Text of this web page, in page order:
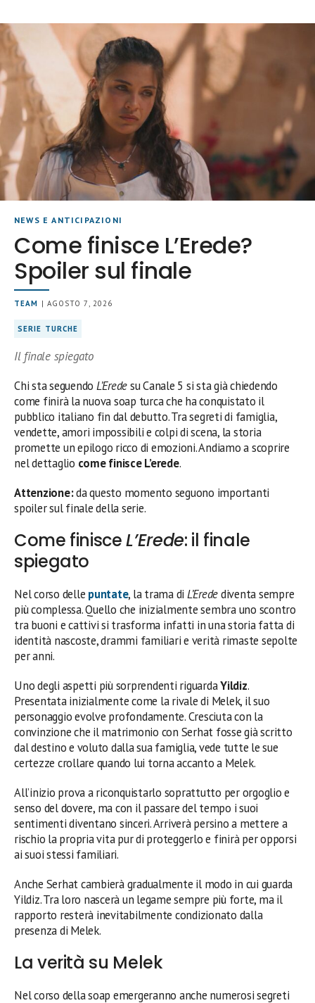
NEWS E ANTICIPAZIONI
Come finisce L’Erede?
Spoiler sul finale
TEAM | AGOSTO 7, 2026
SERIE TURCHE
Il finale spiegato
Chi sta seguendo L’Eredesu Canale 5 si sta già chiedendo
come finirà la nuova soap turca che ha conquistato il
pubblico italiano fin dal debutto. Tra segreti di famiglia,
vendette, amori impossibili e colpi di scena, la storia
promette un epilogo ricco di emozioni. Andiamo a scoprire
nel dettaglio come finisce L’erede.
Attenzione:da questo momento seguono importanti
spoiler sul finale della serie.
Come finisceL’Erede: il finale
spiegato
Nel corso delle puntate, la trama di L’Eredediventa sempre
più complessa. Quello che inizialmente sembra uno scontro
tra buoni e cattivi si trasforma infatti in una storia fatta di
identità nascoste, drammi familiari e verità rimaste sepolte
per anni.
Uno degli aspetti più sorprendenti riguardaYildiz.
Presentata inizialmente come la rivale di Melek, il suo
personaggio evolve profondamente. Cresciuta con la
convinzione che il matrimonio con Serhat fosse già scritto
dal destino e voluto dalla sua famiglia, vede tutte le sue
certezze crollare quando lui torna accanto a Melek.
All’inizio prova a riconquistarlo soprattutto per orgoglio e
senso del dovere, ma con il passare del tempo i suoi
sentimenti diventano sinceri. Arriverà persino a mettere a
rischio la propria vita pur di proteggerlo e finirà per opporsi
ai suoi stessi familiari.
Anche Serhat cambierà gradualmente il modo in cui guarda
Yildiz. Tra loro nascerà un legame sempre più forte, ma il
rapporto resterà inevitabilmente condizionato dalla
presenza di Melek.
La verità su Melek
Nel corso della soap emergeranno anche numerosi segreti